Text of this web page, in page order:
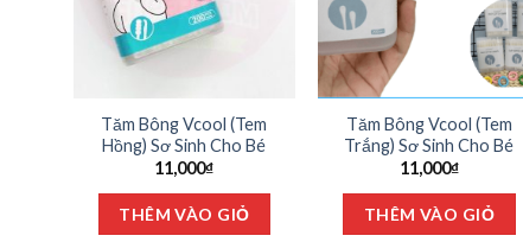
Tăm Bông Vcool (Tem
Hồng) Sơ Sinh Cho Bé
11,000₫
THÊM VÀO GIỎ
Tăm Bông Vcool (Tem
Trắng) Sơ Sinh Cho Bé
11,000₫
THÊM VÀO GIỎ